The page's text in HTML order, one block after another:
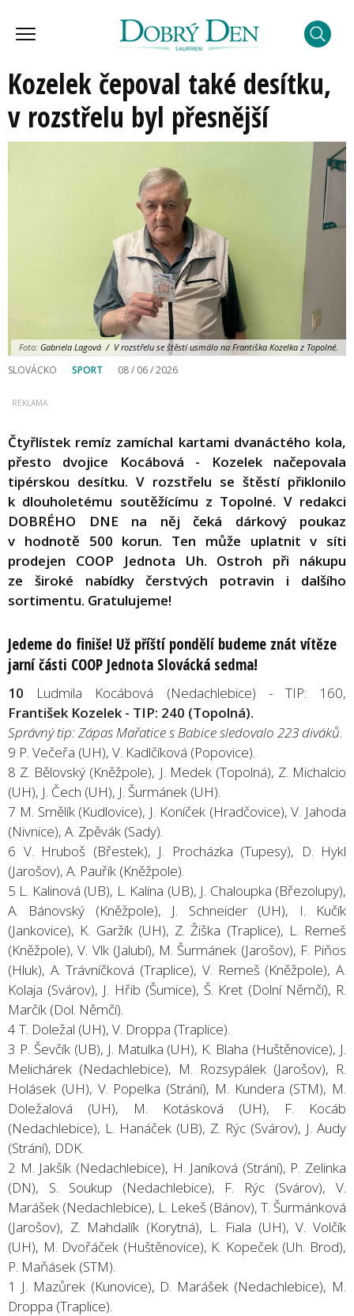
Kozelek čepoval také desítku,
v rozstřelu byl přesnější
Foto: Gabriela Lagová / V rozstřelu se štěstí usmálo na Františka Kozelka z Topolné.
SLOVÁCKO SPORT 08 / 06 / 2026
Čtyřlístek remíz zamíchal kartami dvanáctého kola,
přesto dvojice Kocábová - Kozelek načepovala
tipérskou desítku. V rozstřelu se štěstí přiklonilo
k dlouholetému soutěžícímu z Topolné. V redakci
DOBRÉHO DNE na něj čeká dárkový poukaz
v hodnotě 500 korun. Ten může uplatnit v síti
prodejen COOP Jednota Uh. Ostroh při nákupu
ze široké nabídky čerstvých potravin i dalšího
sortimentu. Gratulujeme!
Jedeme do finiše! Už příští pondělí budeme znát vítěze
jarní části COOP Jednota Slovácká sedma!
10 Ludmila Kocábová (Nedachlebice) - TIP: 160,
František Kozelek - TIP: 240 (Topolná).
Správný tip: Zápas Mařatice s Babice sledovalo 223 diváků.
9 P. Večeřa (UH), V. Kadlčíková (Popovice).
8 Z. Bělovský (Kněžpole), J. Medek (Topolná), Z. Michalcio
(UH), J. Čech (UH), J. Šurmánek (UH).
7 M. Smělík (Kudlovice), J. Koníček (Hradčovice), V. Jahoda
(Nivnice), A. Zpěvák (Sady).
6 V. Hruboš (Břestek), J. Procházka (Tupesy), D. Hykl
(Jarošov), A. Pauřík (Kněžpole).
5 L. Kalinová (UB), L. Kalina (UB), J. Chaloupka (Březolupy),
A. Bánovský (Kněžpole), J. Schneider (UH), I. Kučík
(Jankovice), K. Garžík (UH), Z. Žiška (Traplice), L. Remeš
(Kněžpole), V. Vlk (Jalubí), M. Šurmánek (Jarošov), F. Piňos
(Hluk), A. Trávníčková (Traplice), V. Remeš (Kněžpole), A.
Kolaja (Svárov), J. Hřib (Šumice), Š. Kret (Dolní Němčí), R.
Marčík (Dol. Němčí).
4 T. Doležal (UH), V. Droppa (Traplice).
3 P. Ševčík (UB), J. Matulka (UH), K. Blaha (Huštěnovice), J.
Melichárek (Nedachlebice), M. Rozsypálek (Jarošov), R.
Holásek (UH), V. Popelka (Strání), M. Kundera (STM), M.
Doležalová (UH), M. Kotásková (UH), F. Kocáb
(Nedachlebice), L. Hanáček (UB), Z. Rýc (Svárov), J. Audy
(Strání), DDK.
2 M. Jakšík (Nedachlebice), H. Janíková (Strání), P. Zelinka
(DN), S. Soukup (Nedachlebice), F. Rýc (Svárov), V.
Marášek (Nedachlebice), L. Lekeš (Bánov), T. Šurmánková
(Jarošov), Z. Mahdalík (Korytná), L. Fiala (UH), V. Volčík
(UH), M. Dvořáček (Huštěnovice), K. Kopeček (Uh. Brod),
P. Maňásek (STM).
1 J. Mazůrek (Kunovice), D. Marášek (Nedachlebice), M.
Droppa (Traplice).